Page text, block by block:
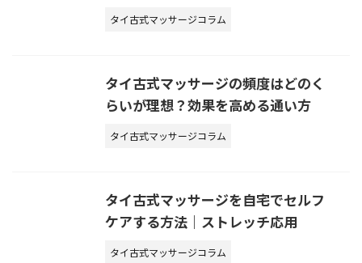
タイ古式マッサージコラム
タイ古式マッサージの頻度はどのく
らいが理想？効果を高める通い方
タイ古式マッサージコラム
タイ古式マッサージを自宅でセルフ
ケアする方法｜ストレッチ応用
タイ古式マッサージコラム